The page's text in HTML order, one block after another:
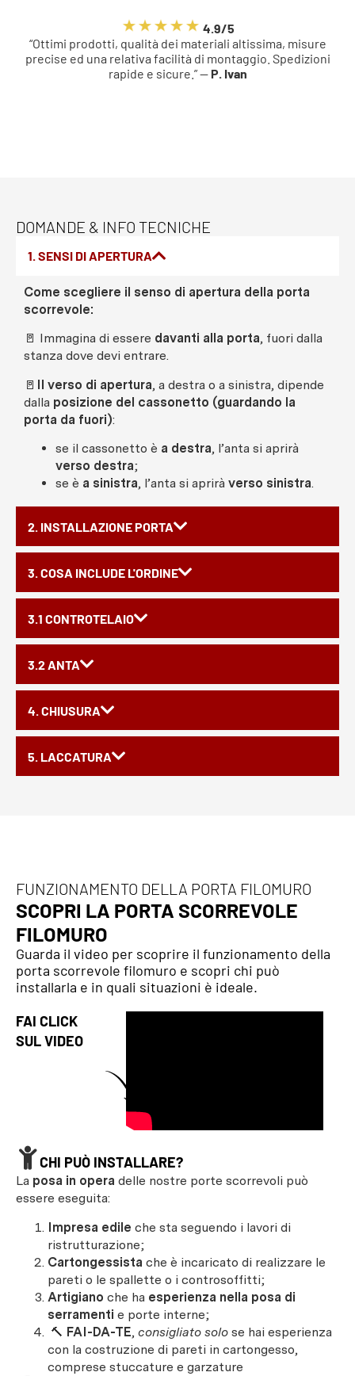
4.9/5
“Ottimi prodotti, qualità dei materiali altissima, misure
precise ed una relativa facilità di montaggio. Spedizioni
rapide e sicure.” — P. Ivan
DOMANDE & INFO TECNICHE
1. SENSI DI APERTURA
2. INSTALLAZIONE PORTA
3. COSA INCLUDE L'ORDINE
3.1 CONTROTELAIO
3.2 ANTA
4. CHIUSURA
5. LACCATURA
Come scegliere il senso di apertura della porta
scorrevole:
🚪 Immagina di essere davanti alla porta, fuori dalla
stanza dove devi entrare.
🚪 Il verso di apertura, a destra o a sinistra, dipende
dalla posizione del cassonetto (guardando la
porta da fuori):
se il cassonetto è a destra, l’anta si aprirà
verso destra;
se è a sinistra, l’anta si aprirà verso sinistra.
FUNZIONAMENTO DELLA PORTA FILOMURO
SCOPRI LA PORTA SCORREVOLE
FILOMURO
Guarda il video per scoprire il funzionamento della
porta scorrevole filomuro e scopri chi può
installarla e in quali situazioni è ideale.
FAI CLICK
SUL VIDEO
CHI PUÒ INSTALLARE?
La posa in opera delle nostre porte scorrevoli può
essere eseguita:
Impresa edile che sta seguendo i lavori di
ristrutturazione;
Cartongessista che è incaricato di realizzare le
pareti o le spallette o i controsoffitti;
Artigiano che ha esperienza nella posa di
serramenti e porte interne;
🔨 FAI-DA-TE, consigliato solo se hai esperienza
con la costruzione di pareti in cartongesso,
comprese stuccature e garzature